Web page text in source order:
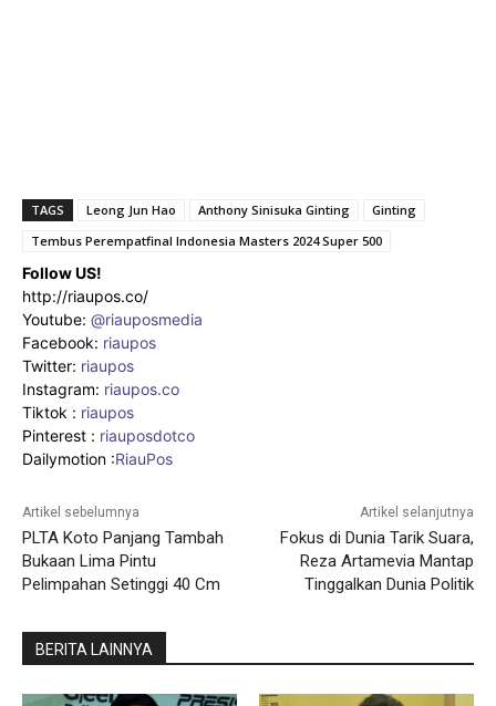
TAGS Leong Jun Hao Anthony Sinisuka Ginting
Ginting
Tembus Perempatfinal Indonesia Masters 2024 Super 500
Follow US!
http://riaupos.co/
Youtube: @riauposmedia
Facebook: riaupos
Twitter: riaupos
Instagram: riaupos.co
Tiktok : riaupos
Pinterest : riauposdotco
Dailymotion :RiauPos
Artikel sebelumnya
PLTA Koto Panjang Tambah
Bukaan Lima Pintu
Pelimpahan Setinggi 40 Cm
Artikel selanjutnya
Fokus di Dunia Tarik Suara,
Reza Artamevia Mantap
Tinggalkan Dunia Politik
BERITA LAINNYA